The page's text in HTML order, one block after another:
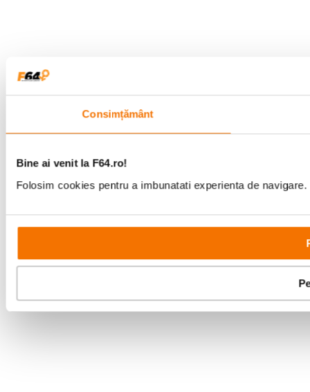
Consimțământ
Bine ai venit la F64.ro!
Folosim cookies pentru a imbunatati experienta de